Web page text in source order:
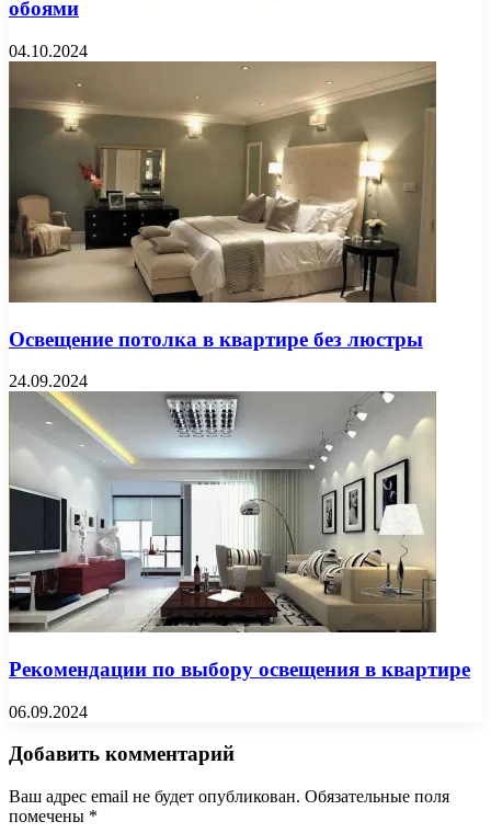
обоями
04.10.2024
Освещение потолка в квартире без люстры
24.09.2024
Рекомендации по выбору освещения в квартире
06.09.2024
Добавить комментарий
Ваш адрес email не будет опубликован. Обязательные поля
помечены *